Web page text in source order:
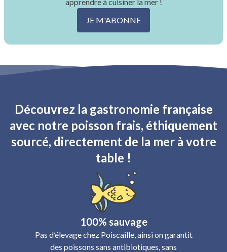
JE M'ABONNE
Découvrez la gastronomie française
avec notre poisson frais, éthiquement
sourcé, directement de la mer à votre
table !
100% sauvage
Pas d’élevage chez Poiscaille, ainsi on garantit
des poissons sans antibiotiques, sans